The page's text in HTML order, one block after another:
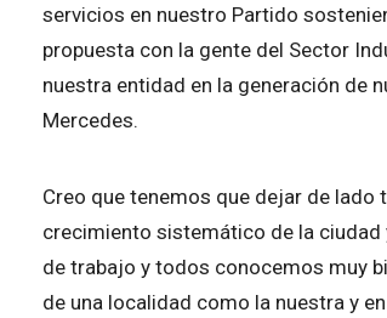
servicios en nuestro Partido
propuesta con la gente del Sector
nuestra entidad en la generación de
Mercedes.
Creo que tenemos que dejar de
crecimiento sistemático de la ciudad
de trabajo y todos conocemos muy
de una localidad como la nuestra y